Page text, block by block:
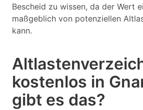
Bescheid zu wissen, da der Wert
maßgeblich von potenziellen
kann.
kostenlos in
gibt es das?